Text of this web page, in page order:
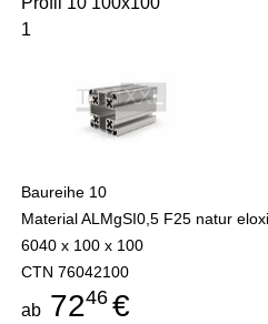
1
Baureihe 10
Material ALMgSI0,5 F25 natur
6040 x 100 x 100
CTN 76042100
ab 7246 €